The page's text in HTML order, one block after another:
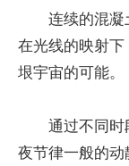
连续的混凝
在光线的映射
垠宇宙的可能。
通过不同时
夜节律一般的